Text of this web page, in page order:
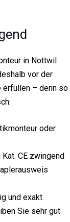
in Nottwil
vor der
erfüllen – denn so
oder
CE zwingend
und exakt
Sie sehr gut